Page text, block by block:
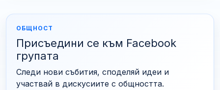
ОБЩНОСТ
Присъедини се към Facebook
групата
Следи нови събития, споделяй идеи и
участвай в дискусиите с общността.